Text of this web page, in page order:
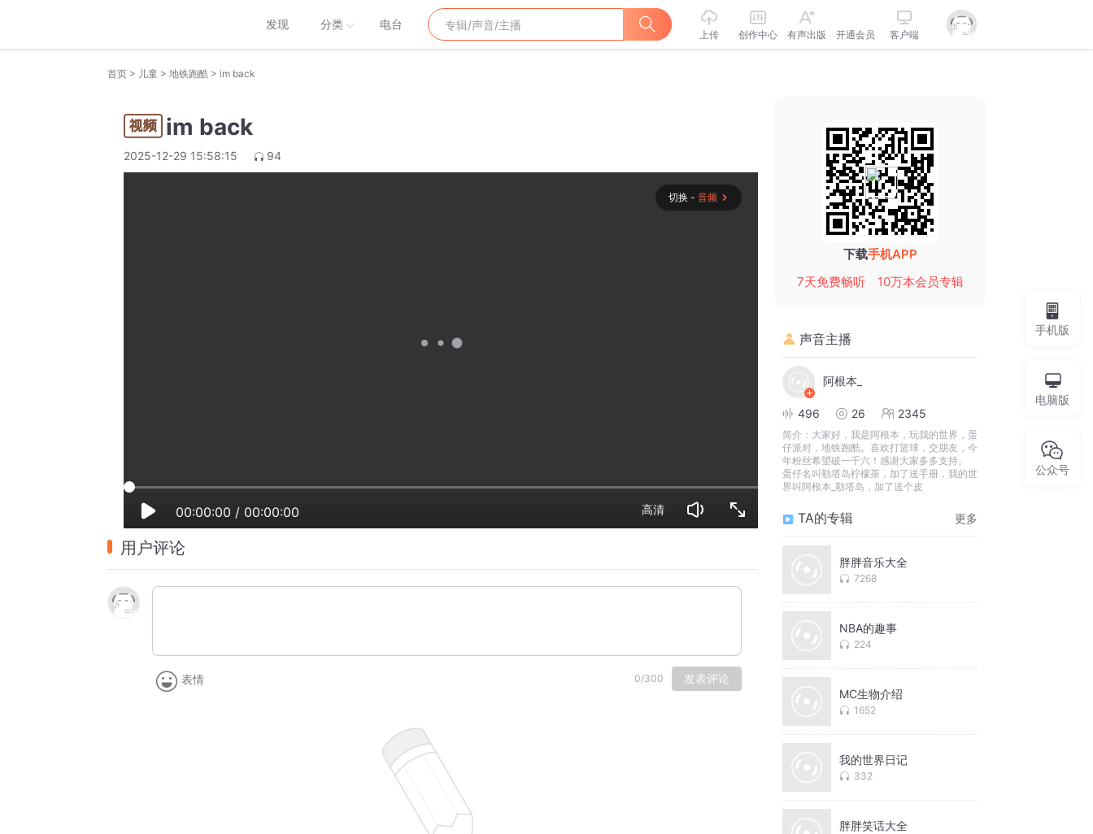
发现 分类 电台
上传 创作中心 有声出版 开通会员 客户端
首页 > 儿童 > 地铁跑酷 > im back
im back
2025-12-29 15:58:15 94
切换 - 音频
00:00:00 / 00:00:00 高清
用户评论
表情 0/300 发表评论
下载手机APP
7天免费畅听
10万本会员专辑
声音主播
阿根本_
496 26 2345
简介： 大家好，我是阿根本，玩我的世界，蛋
仔派对，地铁跑酷。喜欢打篮球，交朋友，今
年粉丝希望破一千六！感谢大家多多支持。
蛋仔名叫勒塔岛柠檬茶，加了送手册，我的世
界叫阿根本_勒塔岛，加了送个皮
TA的专辑 更多
胖胖音乐大全
7268
NBA的趣事
224
MC生物介绍
1652
我的世界日记
332
胖胖笑话大全
手机版
电脑版
公众号